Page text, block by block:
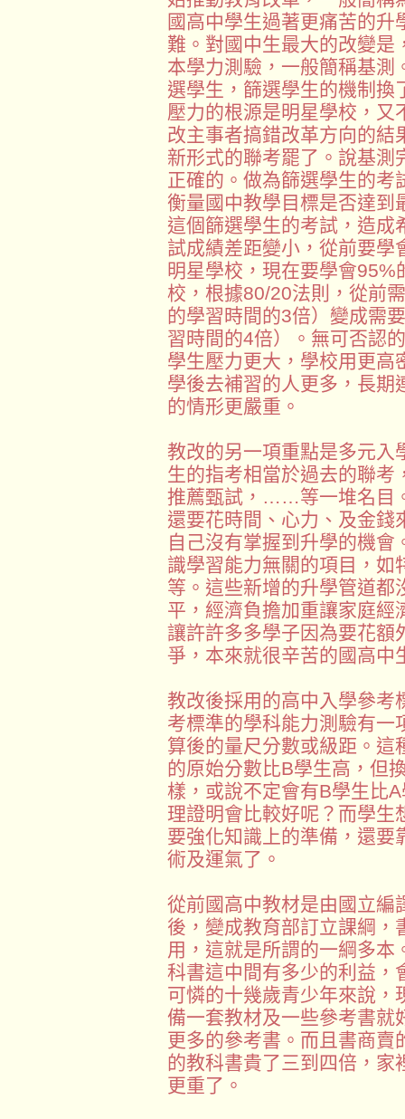
國高中學生過著更痛苦的
難。對國中生最大的改變是
本學力測驗，一般簡稱基測
選學生，篩選學生的機制換
壓力的根源是明星學校，又
改主事者搞錯改革方向的結
新形式的聯考罷了。說基測
正確的。做為篩選學生的考
衡量國中教學目標是否達到
這個篩選學生的考試，造成
試成績差距變小，從前要學
明星學校，現在要學會
校，根據80/20法則，從前
的學習時間的3倍）變成需
習時間的4倍）。無可否認
學生壓力更大，學校用更高
學後去補習的人更多，長期
的情形更嚴重。
教改的另一項重點是多元入
生的指考相當於過去的聯考
推薦甄試，……等一堆名目
還要花時間、心力、及金錢
自己沒有掌握到升學的機
識學習能力無關的項目，如
等。這些新增的升學管道都
平，經濟負擔加重讓家庭經
讓許許多多學子因為要花額
爭，本來就很辛苦的國高中
教改後採用的高中入學參考
考標準的學科能力測驗有一
算後的量尺分數或級距。這
的原始分數比B學生高，但
樣，或說不定會有B學生比
理證明會比較好呢？而學生
要強化知識上的準備，還要
術及運氣了。
從前國高中教材是由國立編
後，變成教育部訂立課綱，
用，這就是所謂的一綱多本
科書這中間有多少的利益，
可憐的十幾歲青少年來說，
備一套教材及一些參考書就
更多的參考書。而且書商賣
的教科書貴了三到四倍，家
更重了。